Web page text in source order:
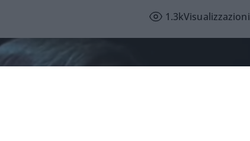
1.3kVisualizzazioni